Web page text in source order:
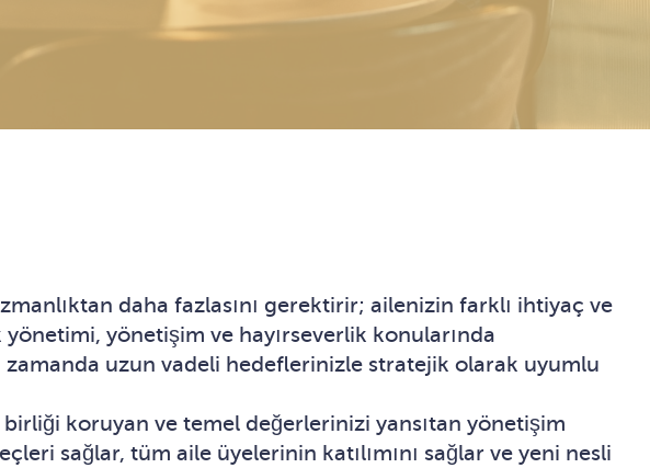
daha fazlasını gerektirir; ailenizin farklı ihtiyaç ve
yönetişim ve hayırseverlik konularında
zamanda uzun vadeli hedeflerinizle stratejik olarak uyumlu
koruyan ve temel değerlerinizi yansıtan yönetişim
sağlar, tüm aile üyelerinin katılımını sağlar ve yeni nesli